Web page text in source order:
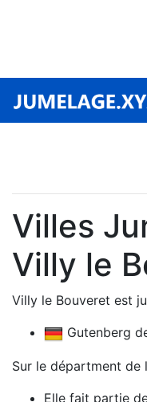
Villes
Villy le
Villy le Bouveret est
Gutenberg
Sur le départment de
Elle fait partie